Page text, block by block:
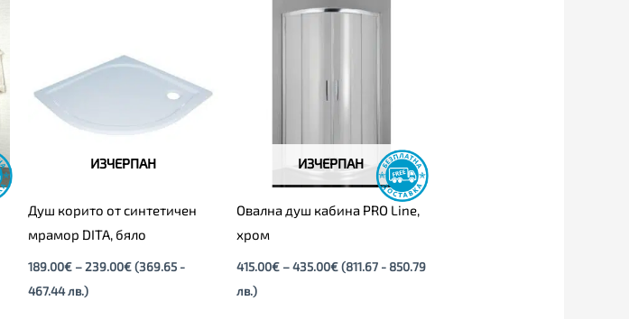
ИЗЧЕРПАН
Душ корито от синтетичен
мрамор DITA, бяло
189.00€ –239.00€
239.00€
(369.65 -
467.44 лв.)
ИЗЧЕРПАН
Овална душ кабина PRO Line,
хром
415.00€ – 435.00€
range:
(811.67 - 850.79
лв.)